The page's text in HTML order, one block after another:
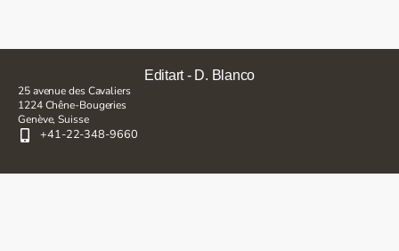
Editart - D. Blanco
25 avenue des Cavaliers
1224 Chêne-Bougeries
Genève, Suisse
+41-22-348-9660